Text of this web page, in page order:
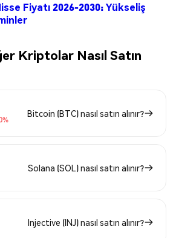
Fiyatı 2026-2030: Yükseliş
Kriptolar Nasıl Satın
Bitcoin (BTC) nasıl satın alınır?
Solana (SOL) nasıl satın alınır?
Injective (INJ) nasıl satın alınır?